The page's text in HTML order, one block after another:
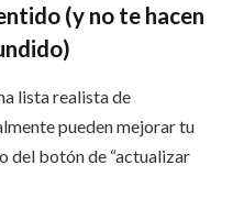
(y no te hacen
lista realista de
pueden mejorar tu
del botón de “actualizar